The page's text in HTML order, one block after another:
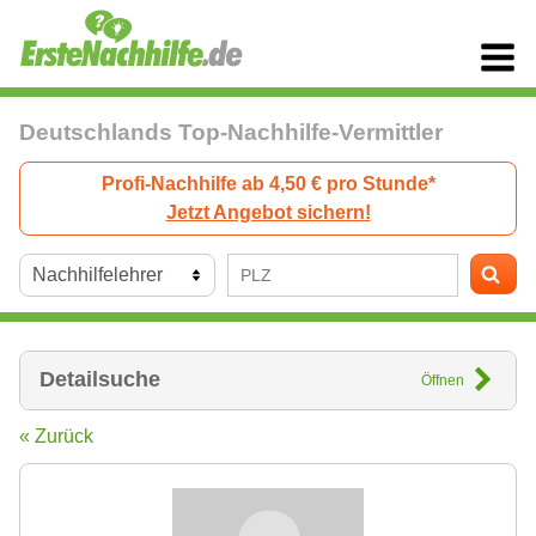
Deutschlands Top-Nachhilfe-Vermittler
Profi-Nachhilfe ab 4,50 € pro Stunde*
Jetzt Angebot sichern!
Detailsuche Öffnen
« Zurück